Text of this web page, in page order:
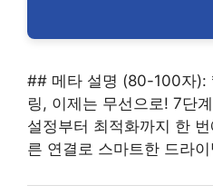
## 메타 설명 (80-100자):
링, 이제는 무선으로! 7단
설정부터 최적화까지 한
른 연결로 스마트한 드라